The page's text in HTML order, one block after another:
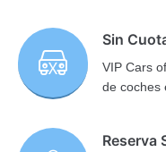
Sin
VIP Cars
de coches
Reserva